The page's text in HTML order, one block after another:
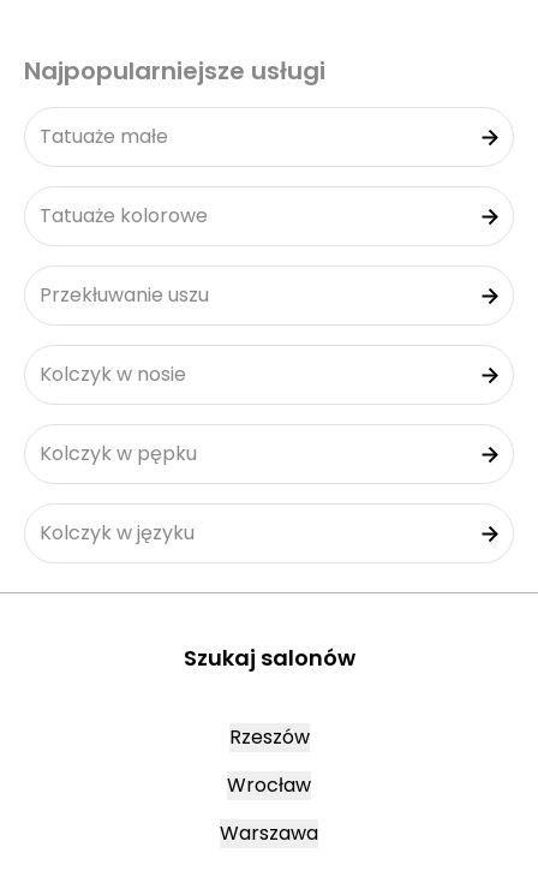
Najpopularniejsze usługi
Tatuaże małe
Tatuaże kolorowe
Przekłuwanie uszu
Kolczyk w nosie
Kolczyk w pępku
Kolczyk w języku
Szukaj salonów
Rzeszów
Wrocław
Warszawa